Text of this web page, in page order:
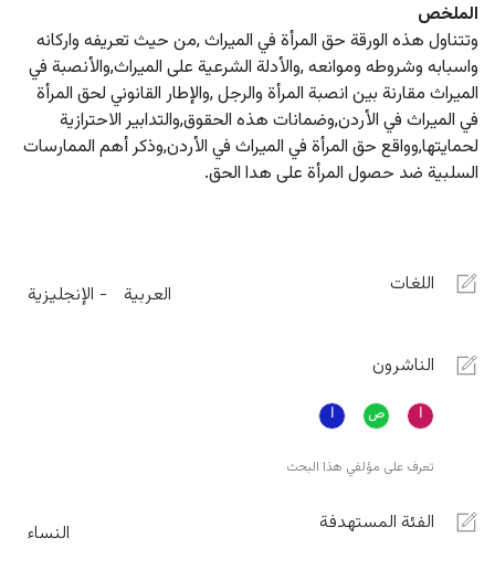
الملخص
وتتناول هذه الورقة حق المرأة في الميراث ,من حيث تعريفه واركانه
واسبابه وشروطه وموانعه ,والأدلة الشرعية على الميراث,والأنصبة في
الميراث مقارنة بين انصبة المرأة والرجل ,والإطار القانوني لحق المرأة
في الميراث في الأردن,وضمانات هذه الحقوق,والتدابير الاحترازية
لحمايتها,وواقع حق المرأة في الميراث في الأردن,وذكر أهم الممارسات
السلبية ضد حصول المرأة على هدا الحق.
اللغات العربية الإنجليزية
الناشرون
تعرف على مؤلفي هذا البحث
الفئة المستهدفة النساء